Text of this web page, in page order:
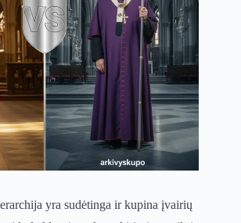
yra sudėtinga ir kupina įvairių